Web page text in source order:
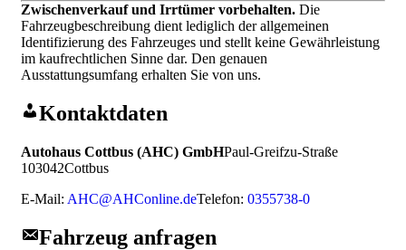
Zwischenverkauf und Irrtümer vorbehalten. Die
Fahrzeugbeschreibung dient lediglich der allgemeinen
Identifizierung des Fahrzeuges und stellt keine Gewährleistung
im kaufrechtlichen Sinne dar. Den genauen
Ausstattungsumfang erhalten Sie von uns.
Kontaktdaten
Autohaus Cottbus (AHC) GmbHPaul-Greifzu-Straße
103042Cottbus
E-Mail: AHC@AHConline.deTelefon: 0355738-0
Fahrzeug anfragen